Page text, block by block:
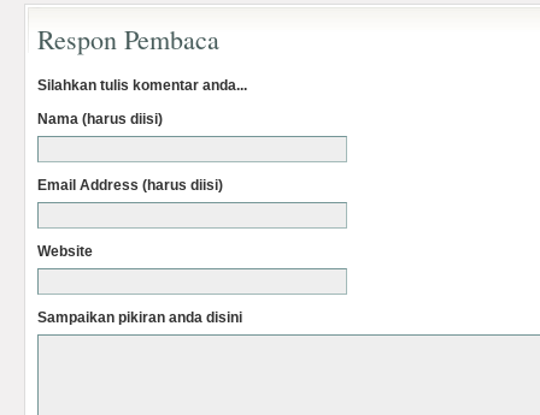
Respon Pembaca
Silahkan tulis komentar anda...
Nama (harus diisi)
Email Address (harus diisi)
Website
Sampaikan pikiran anda disini